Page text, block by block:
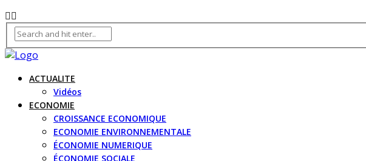
ACTUALITE
Vidéos
ECONOMIE
CROISSANCE ECONOMIQUE
ECONOMIE ENVIRONNEMENTALE
ÉCONOMIE NUMERIQUE
ÉCONOMIE SOCIALE